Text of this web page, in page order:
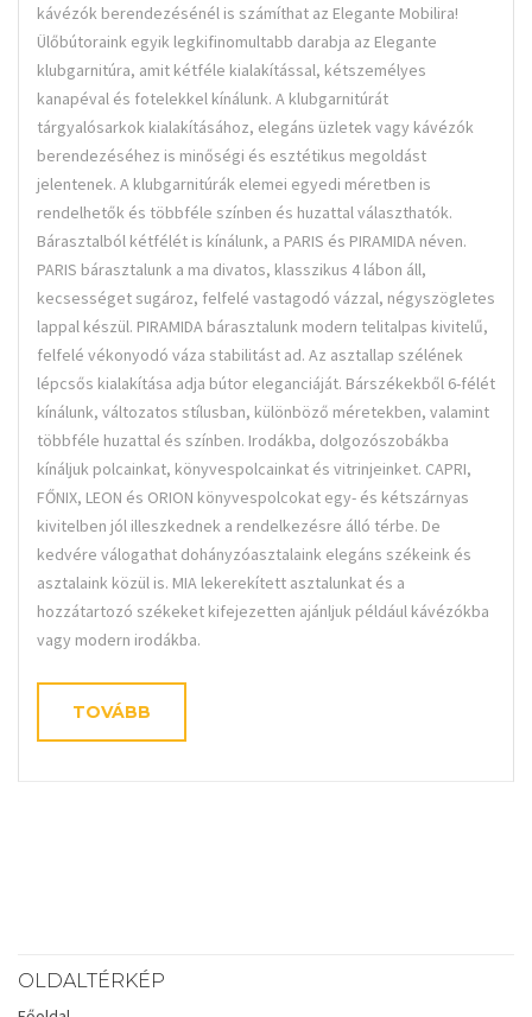
kávézók berendezésénél is számíthat az Elegante Mobilira!
Ülőbútoraink egyik legkifinomultabb darabja az Elegante
klubgarnitúra, amit kétféle kialakítással, kétszemélyes
kanapéval és fotelekkel kínálunk. A klubgarnitúrát
tárgyalósarkok kialakításához, elegáns üzletek vagy kávézók
berendezéséhez is minőségi és esztétikus megoldást
jelentenek. A klubgarnitúrák elemei egyedi méretben is
rendelhetők és többféle színben és huzattal választhatók.
Bárasztalból kétfélét is kínálunk, a PARIS és PIRAMIDA néven.
PARIS bárasztalunk a ma divatos, klasszikus 4 lábon áll,
kecsességet sugároz, felfelé vastagodó vázzal, négyszögletes
lappal készül. PIRAMIDA bárasztalunk modern telitalpas kivitelű,
felfelé vékonyodó váza stabilitást ad. Az asztallap szélének
lépcsős kialakítása adja bútor eleganciáját. Bárszékekből 6-félét
kínálunk, változatos stílusban, különböző méretekben, valamint
többféle huzattal és színben. Irodákba, dolgozószobákba
kínáljuk polcainkat, könyvespolcainkat és vitrinjeinket. CAPRI,
FŐNIX, LEON és ORION könyvespolcokat egy- és kétszárnyas
kivitelben jól illeszkednek a rendelkezésre álló térbe. De
kedvére válogathat dohányzóasztalaink elegáns székeink és
asztalaink közül is. MIA lekerekített asztalunkat és a
hozzátartozó székeket kifejezetten ajánljuk például kávézókba
vagy modern irodákba.
TOVÁBB
OLDALTÉRKÉP